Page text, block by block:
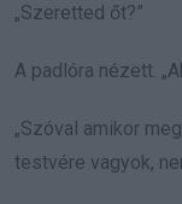
„Szeretted őt?”
A padlóra nézett.
„Szóval amikor
testvére vagyok,